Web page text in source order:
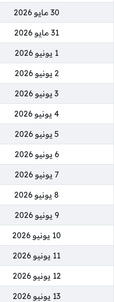
30 مايو 2026
31 مايو 2026
1 يونيو 2026
2 يونيو 2026
3 يونيو 2026
4 يونيو 2026
5 يونيو 2026
6 يونيو 2026
7 يونيو 2026
8 يونيو 2026
9 يونيو 2026
10 يونيو 2026
11 يونيو 2026
12 يونيو 2026
13 يونيو 2026